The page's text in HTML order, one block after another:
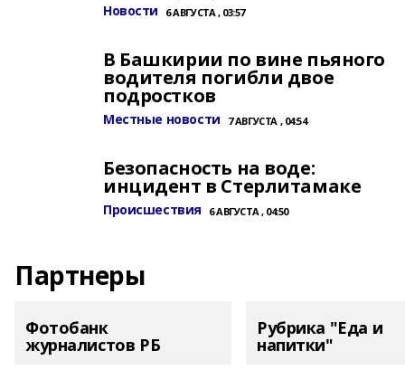
Новости 6 АВГУСТА , 03:57
В Башкирии по вине пьяного
водителя погибли двое
подростков
Местные новости 7 АВГУСТА , 04:54
Безопасность на воде:
инцидент в Стерлитамаке
Происшествия 6 АВГУСТА , 04:50
Партнеры
Фотобанк
журналистов РБ
Рубрика "Еда и
напитки"